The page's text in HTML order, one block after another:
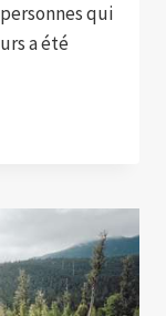
qui
a été